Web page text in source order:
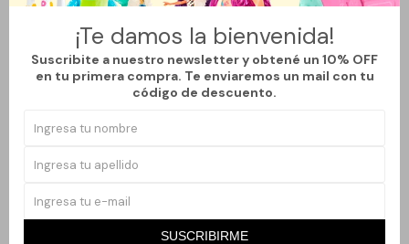
¡Te damos la bienvenida!
Suscribite a nuestro newsletter y obtené un 10% OFF
en tu primera compra. Te enviaremos un mail con tu
código de descuento.
SUSCRIBIRME
490 290